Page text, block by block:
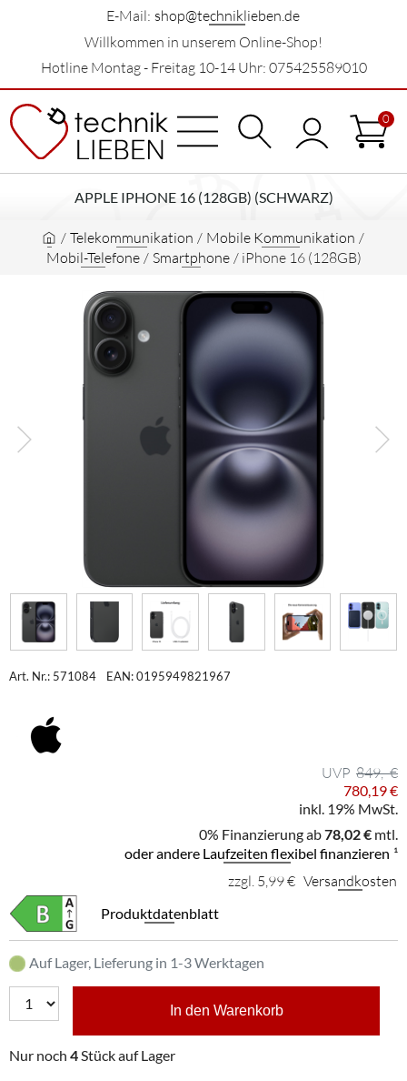
E-Mail: shop@techniklieben.de
Willkommen in unserem Online-Shop!
Hotline Montag - Freitag 10-14 Uhr: 075425589010
0
APPLE IPHONE 16 (128GB) (SCHWARZ)
/ Telekommunikation / Mobile Kommunikation /
Mobil-Telefone / Smartphone / iPhone 16 (128GB)
Art. Nr.: 571084 EAN: 0195949821967
849,- €
780,19 €
inkl. 19% MwSt.
0% Finanzierung ab78,02 € mtl.
oder andere Laufzeiten flexibel finanzieren ¹
zzgl. 5,99 € Versandkosten
Produktdatenblatt
Auf Lager, Lieferung in 1-3 Werktagen
In den Warenkorb
Nur noch 4Stück auf Lager